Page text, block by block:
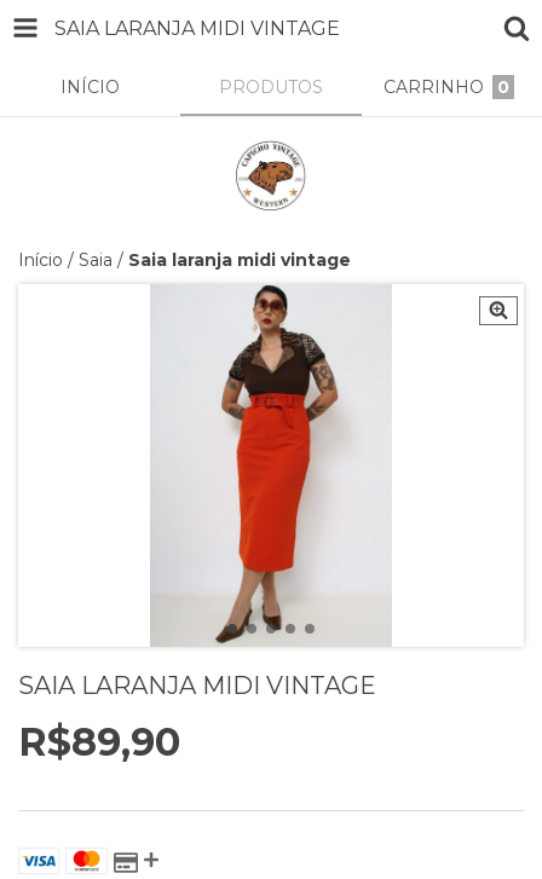
SAIA LARANJA MIDI VINTAGE
INÍCIO PRODUTOS CARRINHO 0
Início / Saia / Saia laranja midi vintage
SAIA LARANJA MIDI VINTAGE
R$89,90